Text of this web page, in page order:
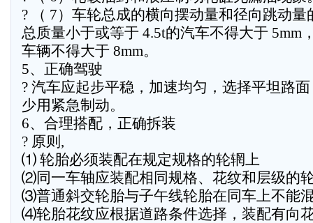
? （ 7）车轮总成的横向摆动量和径向跳动量
总质量小于或等于 4.5t的汽车不得大于 5mm
车辆不得大于 8mm。
5、正确驾驶
? 汽车应起步平稳，加速均匀，选择平坦路
少用紧急制动。
6、合理搭配，正确拆装
? 原则,
⑴ 轮胎必须装配在规定规格的轮辋上
⑵同一车轴应装配相同规格、花纹和层级的
⑶普通斜交轮胎与子午线轮胎在同车上不能
⑷轮胎花纹应根据道路条件选择，装配有向